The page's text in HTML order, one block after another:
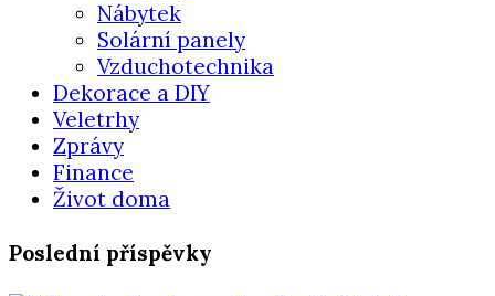
Nábytek
Solární panely
Vzduchotechnika
Dekorace a DIY
Veletrhy
Zprávy
Finance
Život doma
Poslední příspěvky